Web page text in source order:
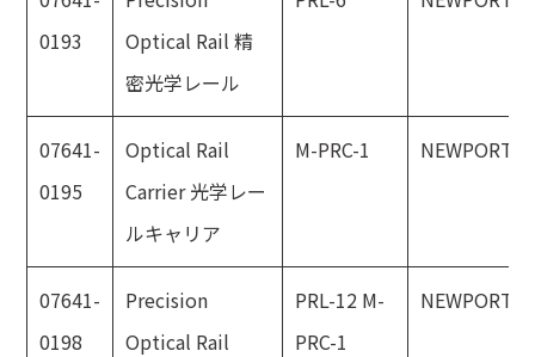
0193
Optical Rail 精
密光学レール
07641-
0195
Optical Rail
Carrier 光学レー
ルキャリア
M-PRC-1 NEWPORT
07641-
0198
Precision
Optical Rail
PRL-12 M-
PRC-1
NEWPORT